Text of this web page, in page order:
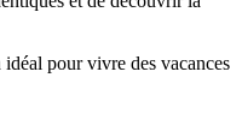
pour vivre des vacances